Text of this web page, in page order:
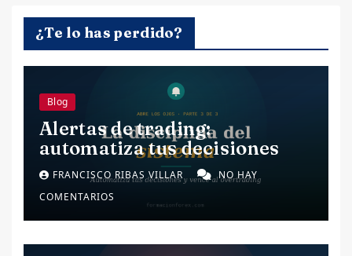
¿Te lo has perdido?
Blog
Alertas de trading:
automatiza tus decisiones
FRANCISCO RIBAS VILLAR
NO HAY
COMENTARIOS